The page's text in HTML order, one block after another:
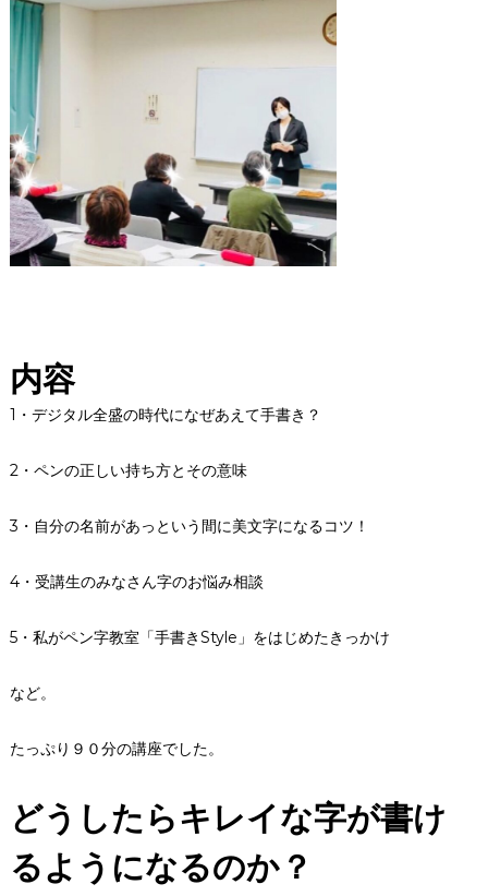
内容
1・デジタル全盛の時代になぜあえて手書き？
2・ペンの正しい持ち方とその意味
3・自分の名前があっという間に美文字になるコツ！
4・受講生のみなさん字のお悩み相談
5・私がペン字教室「手書きStyle」をはじめたきっかけ
など。
たっぷり９０分の講座でした。
どうしたらキレイな字が書け
るようになるのか？